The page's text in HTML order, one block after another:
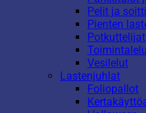
Pelit ja
Pienten
Potkuttelijat
Vesilelut
Lastenjuhlat
Foliopallot